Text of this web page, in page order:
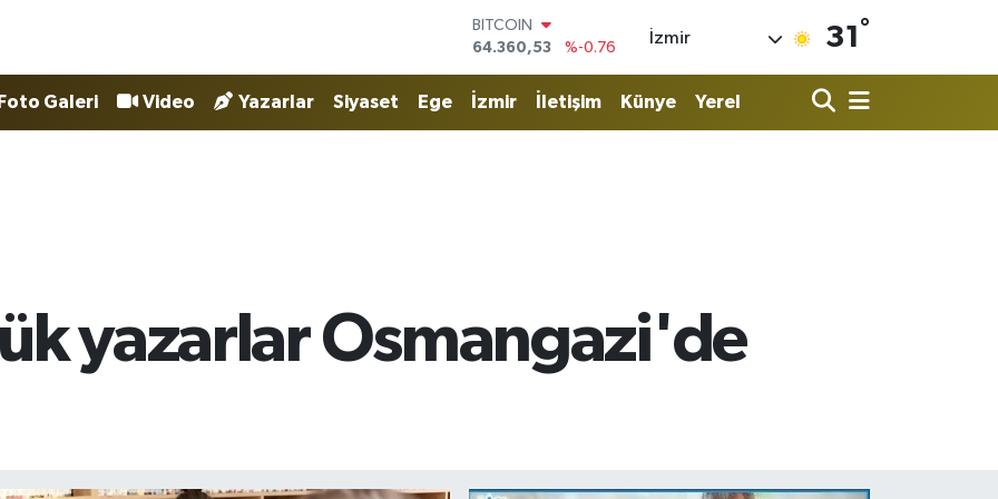
DOLAR
47,7069
%0.17
55,0265
%0.01
İzmir 31 °
Foto Galeri Video Yazarlar Siyaset Ege İzmir İletişim Künye Yerel
yazarlar Osmangazi'de